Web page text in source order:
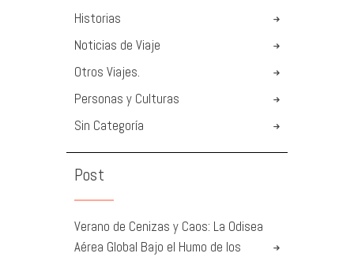
Historias
Noticias de Viaje
Otros Viajes.
Personas y Culturas
Sin Categoría
Post
Verano de Cenizas y Caos: La Odisea
Aérea Global Bajo el Humo de los